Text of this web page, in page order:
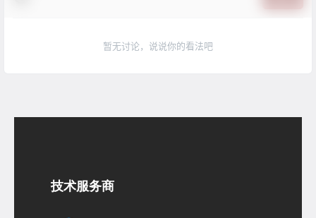
暂无讨论，说说你的看法吧
技术服务商